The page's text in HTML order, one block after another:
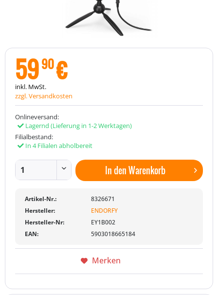
5990€
inkl. MwSt.
zzgl. Versandkosten
Onlineversand:
Lagernd (Lieferung in 1-2 Werktagen)
Filialbestand:
In 4 Filialen abholbereit
In denWarenkorb
Artikel-Nr.:
8326671
Hersteller:
ENDORFY
Hersteller-Nr:
EY1B002
EAN:
5903018665184
Merken